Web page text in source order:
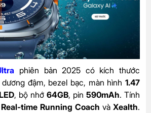
phiên bản 2025 có kích thước
đậm, bezel bạc, màn hình 1.47
, bộ nhớ 64GB, pin 590mAh. Tính
Real-time Running Coach và Xealth.